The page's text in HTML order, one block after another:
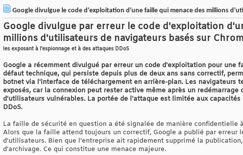
Google divulgue le code d'exploitation d'une faille qui menace des millions
Google divulgue par erreur le code d'exploitation
millions d'utilisateurs de navigateurs basés sur
les exposant à l'espionnage et à des attaques DDoS
Google a récemment divulgué par erreur un code d'exploitation pour
défaut technique, qui persiste depuis plus de deux ans sans correctif,
botnet via l'interface de téléchargement en arrière-plan. Les navigateurs
exposés, car la connexion peut rester active même après un
d'utilisateurs vulnérables. La portée de l'attaque est limitée aux
DDoS.
La faille de sécurité en question a été signalée de manière confidentielle
Alors que la faille attend toujours un correctif, Google a publié par erreur
d'utilisateurs. Bien que l'entreprise ait rapidement supprimé la
d'archivage. Ce qui constitue une menace majeure.